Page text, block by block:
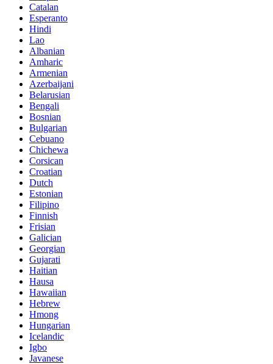
Catalan
Esperanto
Hindi
Lao
Albanian
Amharic
Armenian
Azerbaijani
Belarusian
Bengali
Bosnian
Bulgarian
Cebuano
Chichewa
Corsican
Croatian
Dutch
Estonian
Filipino
Finnish
Frisian
Galician
Georgian
Gujarati
Haitian
Hausa
Hawaiian
Hebrew
Hmong
Hungarian
Icelandic
Igbo
Javanese